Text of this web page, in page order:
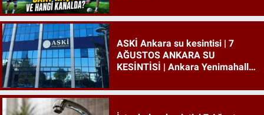
ASKİ Ankara su kesintisi | 7
AĞUSTOS ANKARA SU
KESİNTİSİ | Ankara Yenimahalle